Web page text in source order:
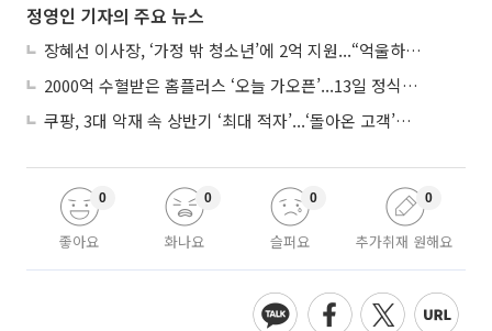
정영인 기자의 주요 뉴스
장혜선 이사장, ‘가정 밖 청소년’에 2억 지원...“억울하고 아파도 단단해지길”
2000억 수혈받은 홈플러스 ‘오늘 가오픈’...13일 정식 개장 시험대
쿠팡, 3대 악재 속 상반기 ‘최대 적자’...‘돌아온 고객’에 수익성 반등 주목
좋아요
0
화나요
0
슬퍼요
0
추가취재 원해요
0